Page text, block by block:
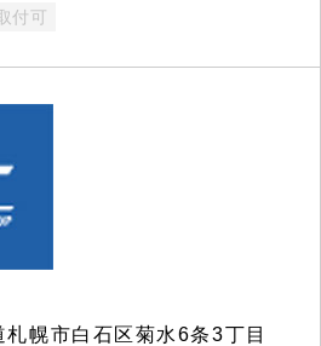
付可
幌市白石区菊水6条3丁目